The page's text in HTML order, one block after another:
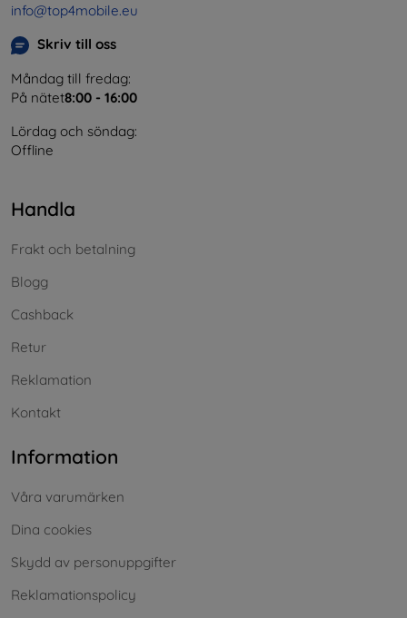
info@top4mobile.eu
Skriv till oss
Måndag till fredag:
På nätet8:00 - 16:00
Lördag och söndag:
Offline
Handla
Frakt och betalning
Blogg
Cashback
Retur
Reklamation
Kontakt
Information
Våra varumärken
Dina cookies
Skydd av personuppgifter
Reklamationspolicy